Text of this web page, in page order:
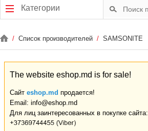
Категории
/ Список производителей / SAMSONITE
The website eshop.md is for sale!
Сайт eshop.md продается!
Email: info@eshop.md
Для лиц заинтересованных в покупке сайта: